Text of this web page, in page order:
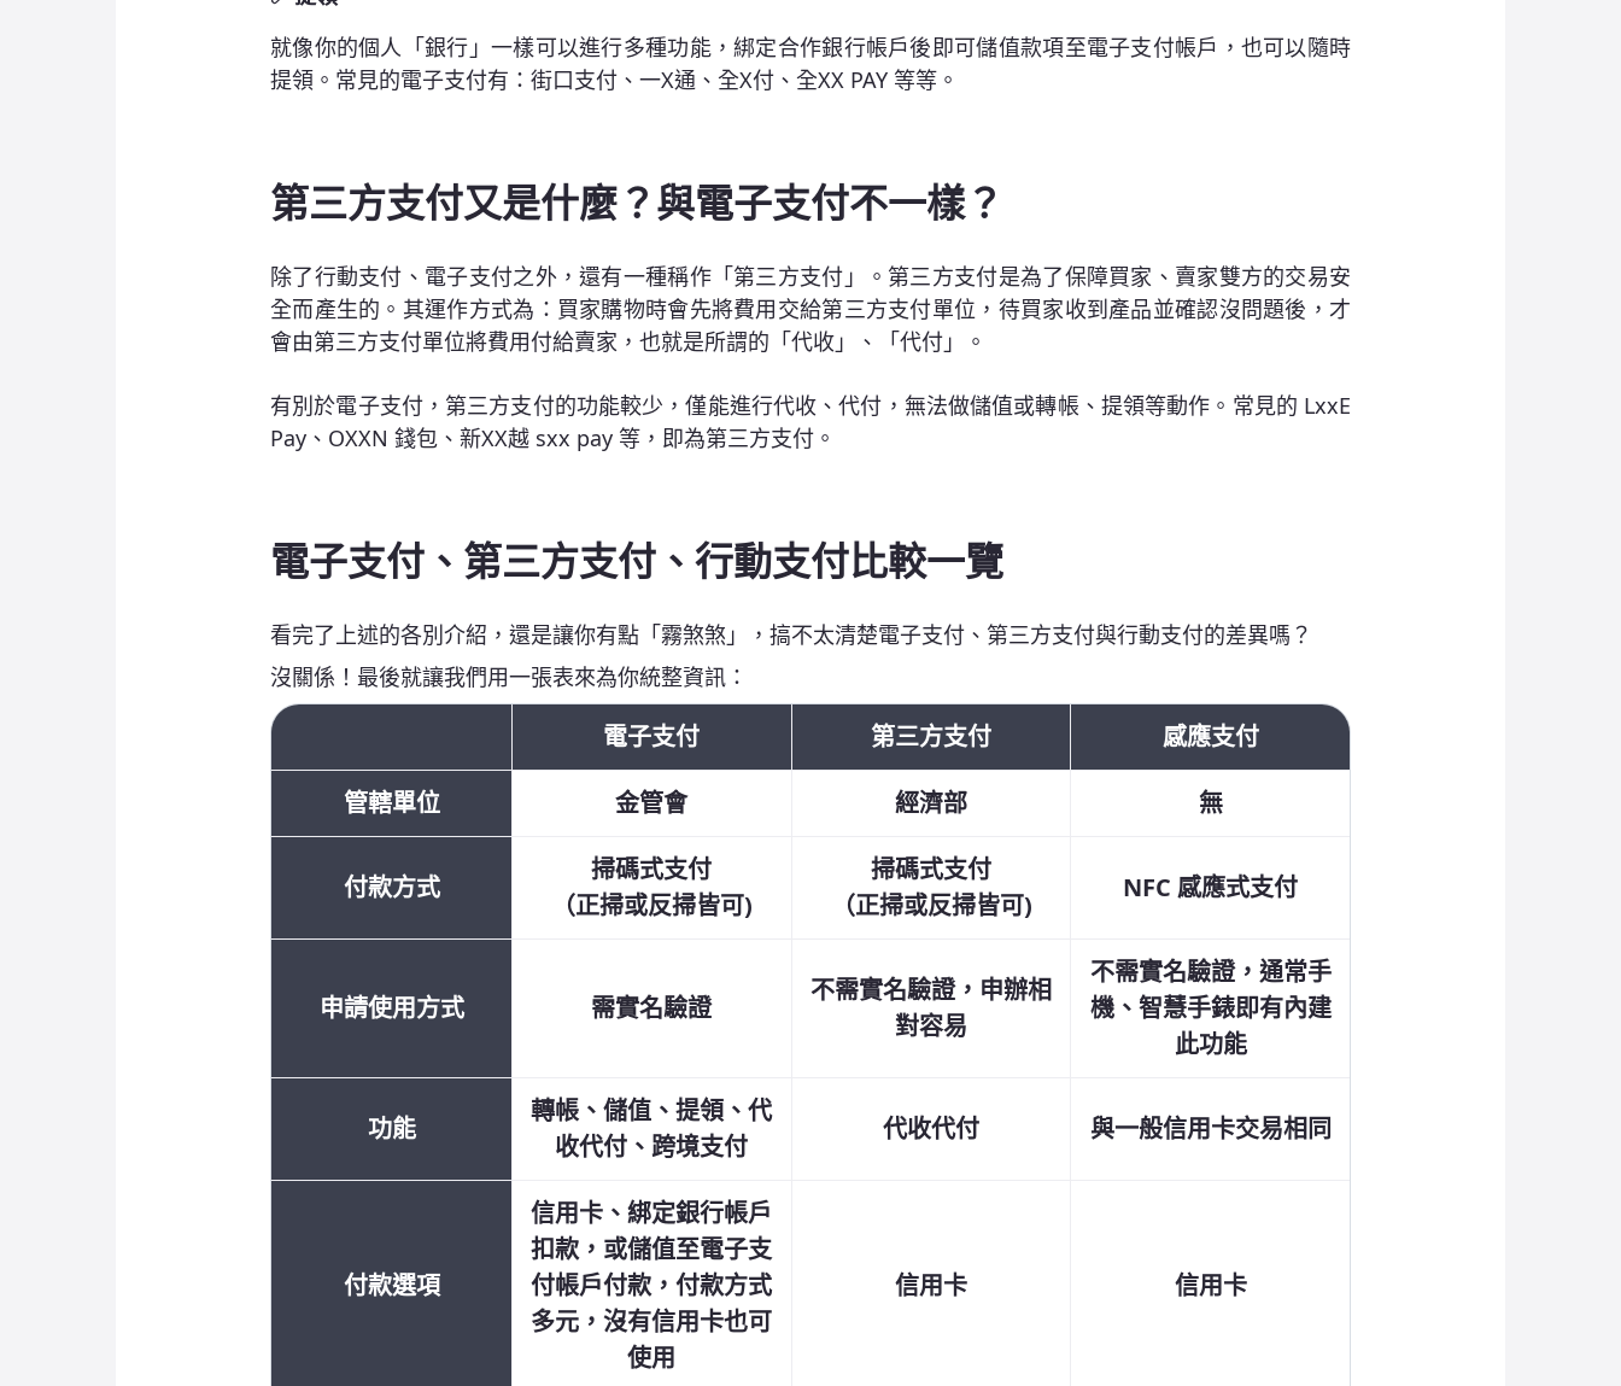
就像你的個人「銀行」一樣可以進行多種功能，綁定合作銀行帳戶後即可儲值款項至電子支付帳戶，也可以隨時
提領。常見的電子支付有：街口支付、一X通、全X付、全XX PAY 等等。
第三方支付又是什麼？與電子支付不一樣？
除了行動支付、電子支付之外，還有一種稱作「第三方支付」。第三方支付是為了保障買家、賣家雙方的交易安
全而產生的。其運作方式為：買家購物時會先將費用交給第三方支付單位，待買家收到產品並確認沒問題後，才
會由第三方支付單位將費用付給賣家，也就是所謂的「代收」、「代付」。
有別於電子支付，第三方支付的功能較少，僅能進行代收、代付，無法做儲值或轉帳、提領等動作。常見的 LxxE
Pay、OXXN 錢包、新XX越 sxx pay 等，即為第三方支付。
電子支付、第三方支付、行動支付比較一覽
看完了上述的各別介紹，還是讓你有點「霧煞煞」，搞不太清楚電子支付、第三方支付與行動支付的差異嗎？
沒關係！最後就讓我們用一張表來為你統整資訊：
電子支付 第三方支付 感應支付
管轄單位 金管會 經濟部 無
付款方式
掃碼式支付
（正掃或反掃皆可)
掃碼式支付
（正掃或反掃皆可)
NFC 感應式支付
申請使用方式 需實名驗證
不需實名驗證，申辦相
對容易
不需實名驗證，通常手
機、智慧手錶即有內建
此功能
功能
轉帳、儲值、提領、代
收代付、跨境支付
代收代付 與一般信用卡交易相同
付款選項
信用卡、綁定銀行帳戶
扣款，或儲值至電子支
付帳戶付款，付款方式
多元，沒有信用卡也可
使用
信用卡 信用卡